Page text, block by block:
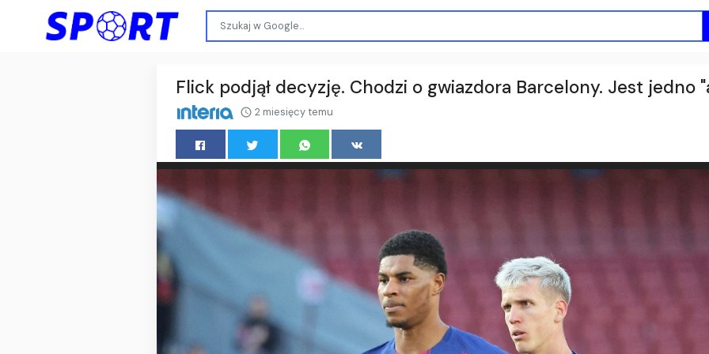
Flick podjął decyzję. Chodzi o gwiazdora Barcelony. Jest jedno
2 miesięcy temu